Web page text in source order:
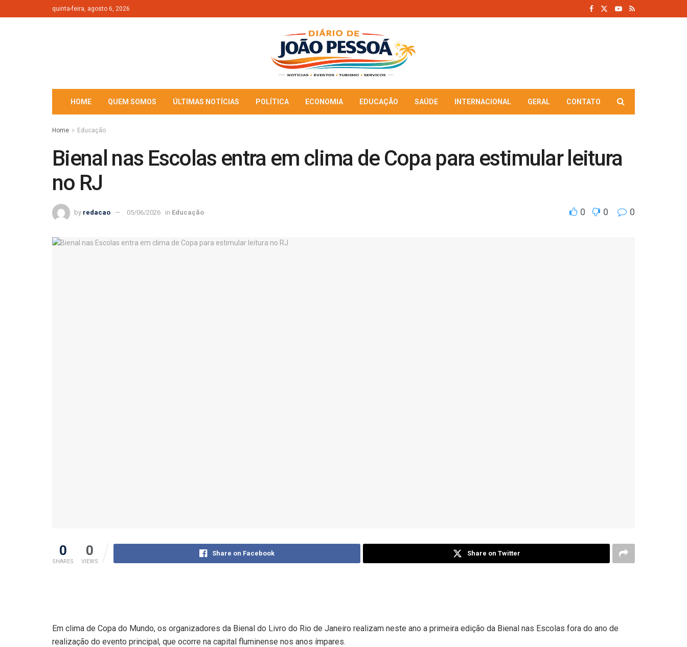
quinta-feira, agosto 6, 2026
HOME QUEM SOMOS ÚLTIMAS NOTÍCIAS POLÍTICA ECONOMIA EDUCAÇÃO SAÚDE INTERNACIONAL GERAL CONTATO
Home Educação
Bienal nas Escolas entra em clima de Copa para estimular leitura
no RJ
by redacao 05/06/2026 in Educação 0 0 0
0
SHARES
0
VIEWS
Share on Facebook Share on Twitter
Em clima de Copa do Mundo, os organizadores da Bienal do Livro do Rio de Janeiro realizam neste ano a primeira edição da Bienal nas Escolas fora do ano de
realização do evento principal, que ocorre na capital fluminense nos anos ímpares.